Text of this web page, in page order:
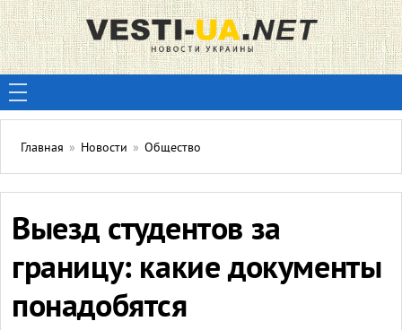
Главная » Новости » Общество
Выезд студентов за
границу: какие документы
понадобятся